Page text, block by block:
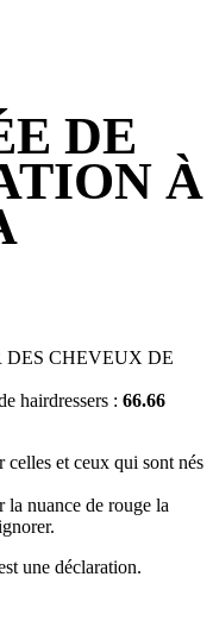
DE
À
DES CHEVEUX DE
hairdressers : 66.66
et ceux qui sont nés
nuance de rouge la
une déclaration.